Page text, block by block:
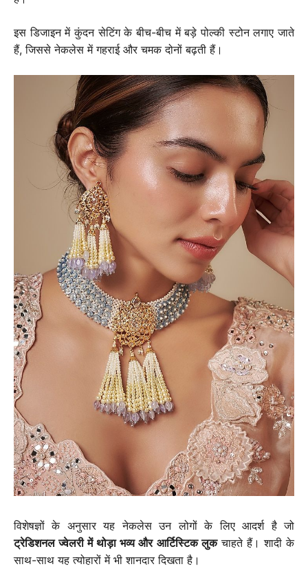
इस डिजाइन में कुंदन सेटिंग के बीच-बीच में बड़े पोल्की स्टोन लगाए जाते
हैं, जिससे नेकलेस में गहराई और चमक दोनों बढ़ती हैं।
विशेषज्ञों के अनुसार यह नेकलेस उन लोगों के लिए आदर्श है जो
ट्रेडिशनल ज्वेलरी में थोड़ा भव्य और आर्टिस्टिक लुकचाहते हैं। शादी के
साथ-साथ यह त्योहारों में भी शानदार दिखता है।